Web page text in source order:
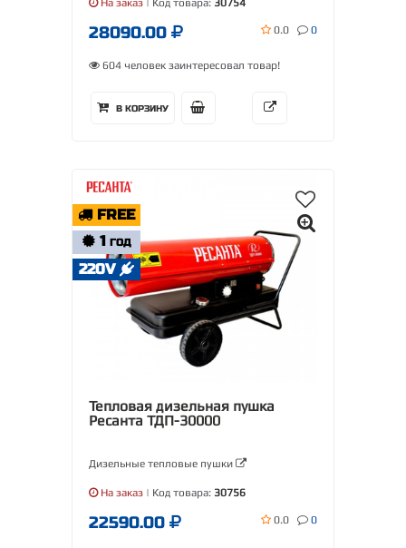
На заказ | Код товара: 30754
28090.00 0.0 0
604 человек заинтересовал товар!
В КОРЗИНУ
FREE
1 ГОД
220V
Тепловая дизельная пушка
Ресанта ТДП-30000
Дизельные тепловые пушки
На заказ | Код товара: 30756
22590.00 0.0 0